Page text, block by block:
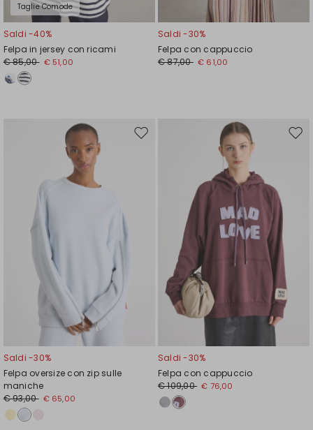
Taglie Comode
Saldi -40%
Felpa in jersey con ricami
€ 85,00 € 51,00
Saldi -30%
Felpa con cappuccio
€ 87,00 € 61,00
Sposta
Saldi -30%
Felpa oversize con zip sulle
maniche
€ 93,00 € 65,00
Saldi -30%
Felpa con cappuccio
€ 109,00 € 76,00